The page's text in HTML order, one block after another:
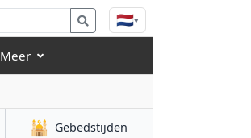
🇳🇱▾
Meer
🕌 Gebedstijden